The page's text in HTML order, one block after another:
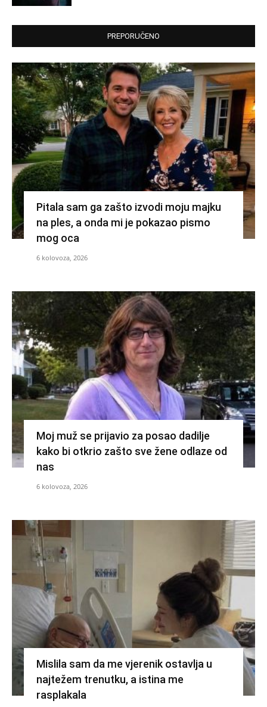
PREPORUČENO
Pitala sam ga zašto izvodi moju majku
na ples, a onda mi je pokazao pismo
mog oca
6 kolovoza, 2026
Moj muž se prijavio za posao dadilje
kako bi otkrio zašto sve žene odlaze od
nas
6 kolovoza, 2026
Mislila sam da me vjerenik ostavlja u
najtežem trenutku, a istina me
rasplakala